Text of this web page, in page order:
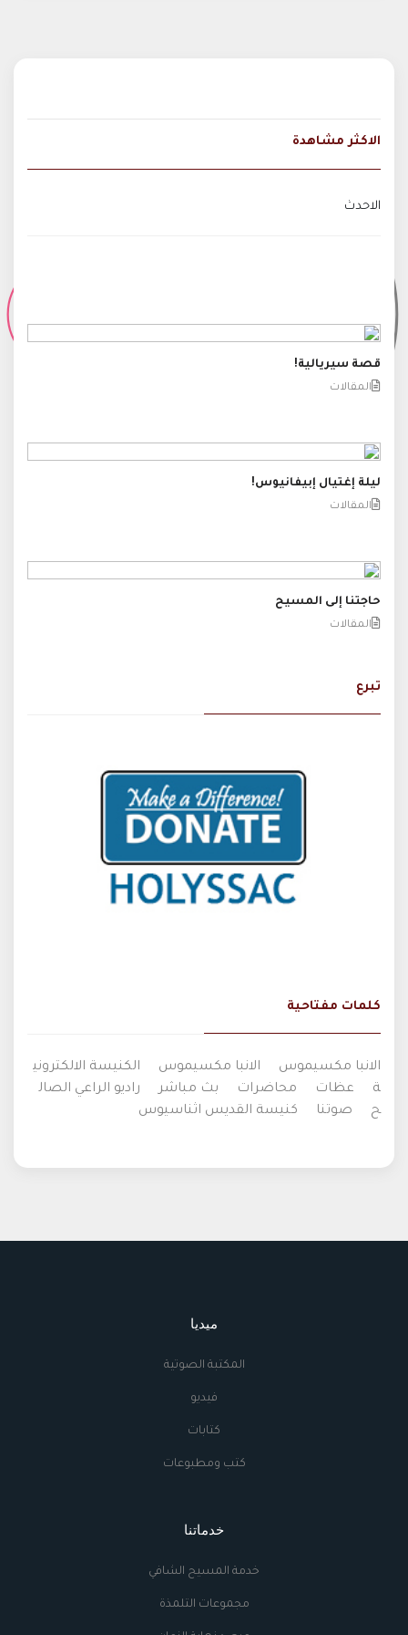
الاكثر مشاهدة
الاحدث
قصة سيريالية!
المقالات
ليلة إغتيال إبيفانيوس!
المقالات
حاجتنا إلى المسيح
المقالات
تبرع
كلمات مفتاحية
الانبا مكسيموس الانبا مكسيموس
الكنيسة الالكتروني
ة
عظات محاضرات بث مباشر
راديو الراعي الصال
ح
صوتنا كنيسة القديس اثناسيوس
ميديا
المكتبة الصوتية
فيديو
كتابات
كتب ومطبوعات
خدماتنا
خدمة المسيح الشافي
مجموعات التلمذة